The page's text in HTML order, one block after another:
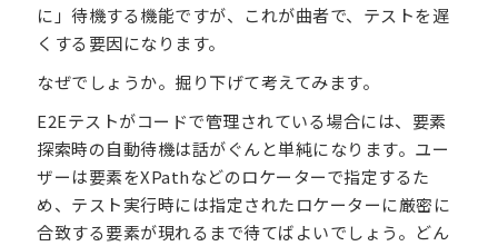
に」待機する機能ですが、これが曲者で、テストを遅
くする要因になります。
なぜでしょうか。掘り下げて考えてみます。
E2Eテストがコードで管理されている場合には、要素
探索時の自動待機は話がぐんと単純になります。ユー
ザーは要素をXPathなどのロケーターで指定するた
め、テスト実行時には指定されたロケーターに厳密に
合致する要素が現れるまで待てばよいでしょう。どん